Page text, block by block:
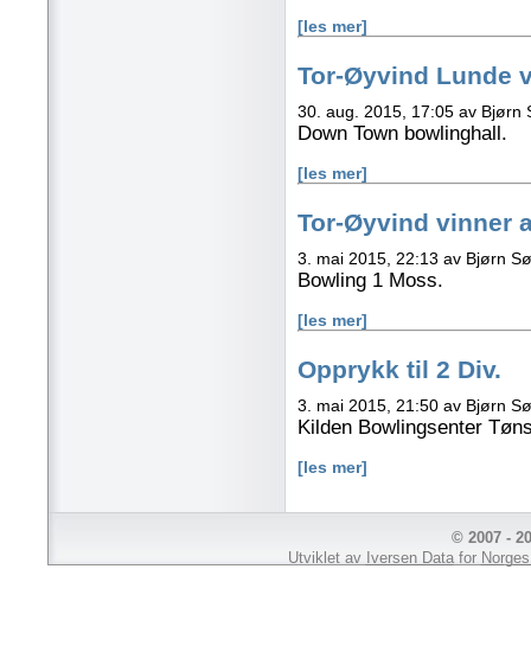
[les mer]
Tor-Øyvind Lunde
30. aug. 2015, 17:05 av Bjørn
Down Town bowlinghall.
[les mer]
Tor-Øyvind vinner
3. mai 2015, 22:13 av Bjørn
Bowling 1 Moss.
[les mer]
Opprykk til 2 Div.
3. mai 2015, 21:50 av Bjørn
Kilden Bowlingsenter
[les mer]
© 2007 -
Utviklet av Iversen Datafor